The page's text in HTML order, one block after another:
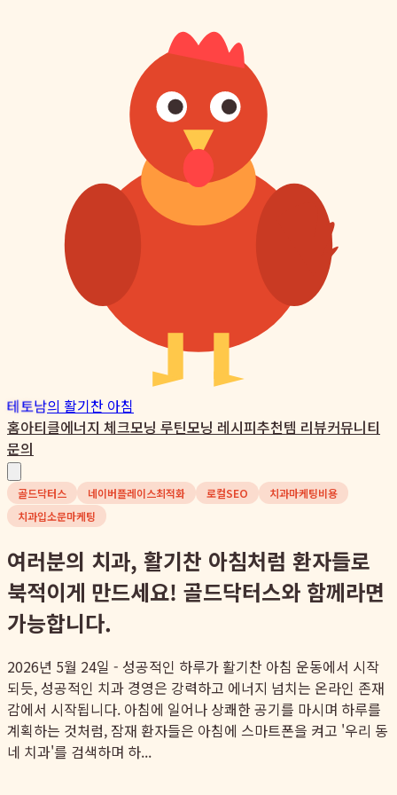
테토남의 활기찬 아침
홈아티클에너지 체크모닝 루틴모닝 레시피추천템 리뷰커뮤니티
문의
골드닥터스 네이버플레이스최적화 로컬SEO
치과마케팅비용
치과입소문마케팅
여러분의 치과, 활기찬 아침처럼 환자들로
북적이게 만드세요! 골드닥터스와 함께라면
가능합니다.
2026년 5월 24일 - 성공적인 하루가 활기찬 아침 운동에서 시작
되듯, 성공적인 치과 경영은 강력하고 에너지 넘치는 온라인 존재
감에서 시작됩니다. 아침에 일어나 상쾌한 공기를 마시며 하루를
계획하는 것처럼, 잠재 환자들은 아침에 스마트폰을 켜고 '우리 동
네 치과'를 검색하며 하...